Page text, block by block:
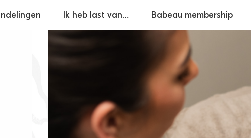
Ik heb last van… Babeau membership